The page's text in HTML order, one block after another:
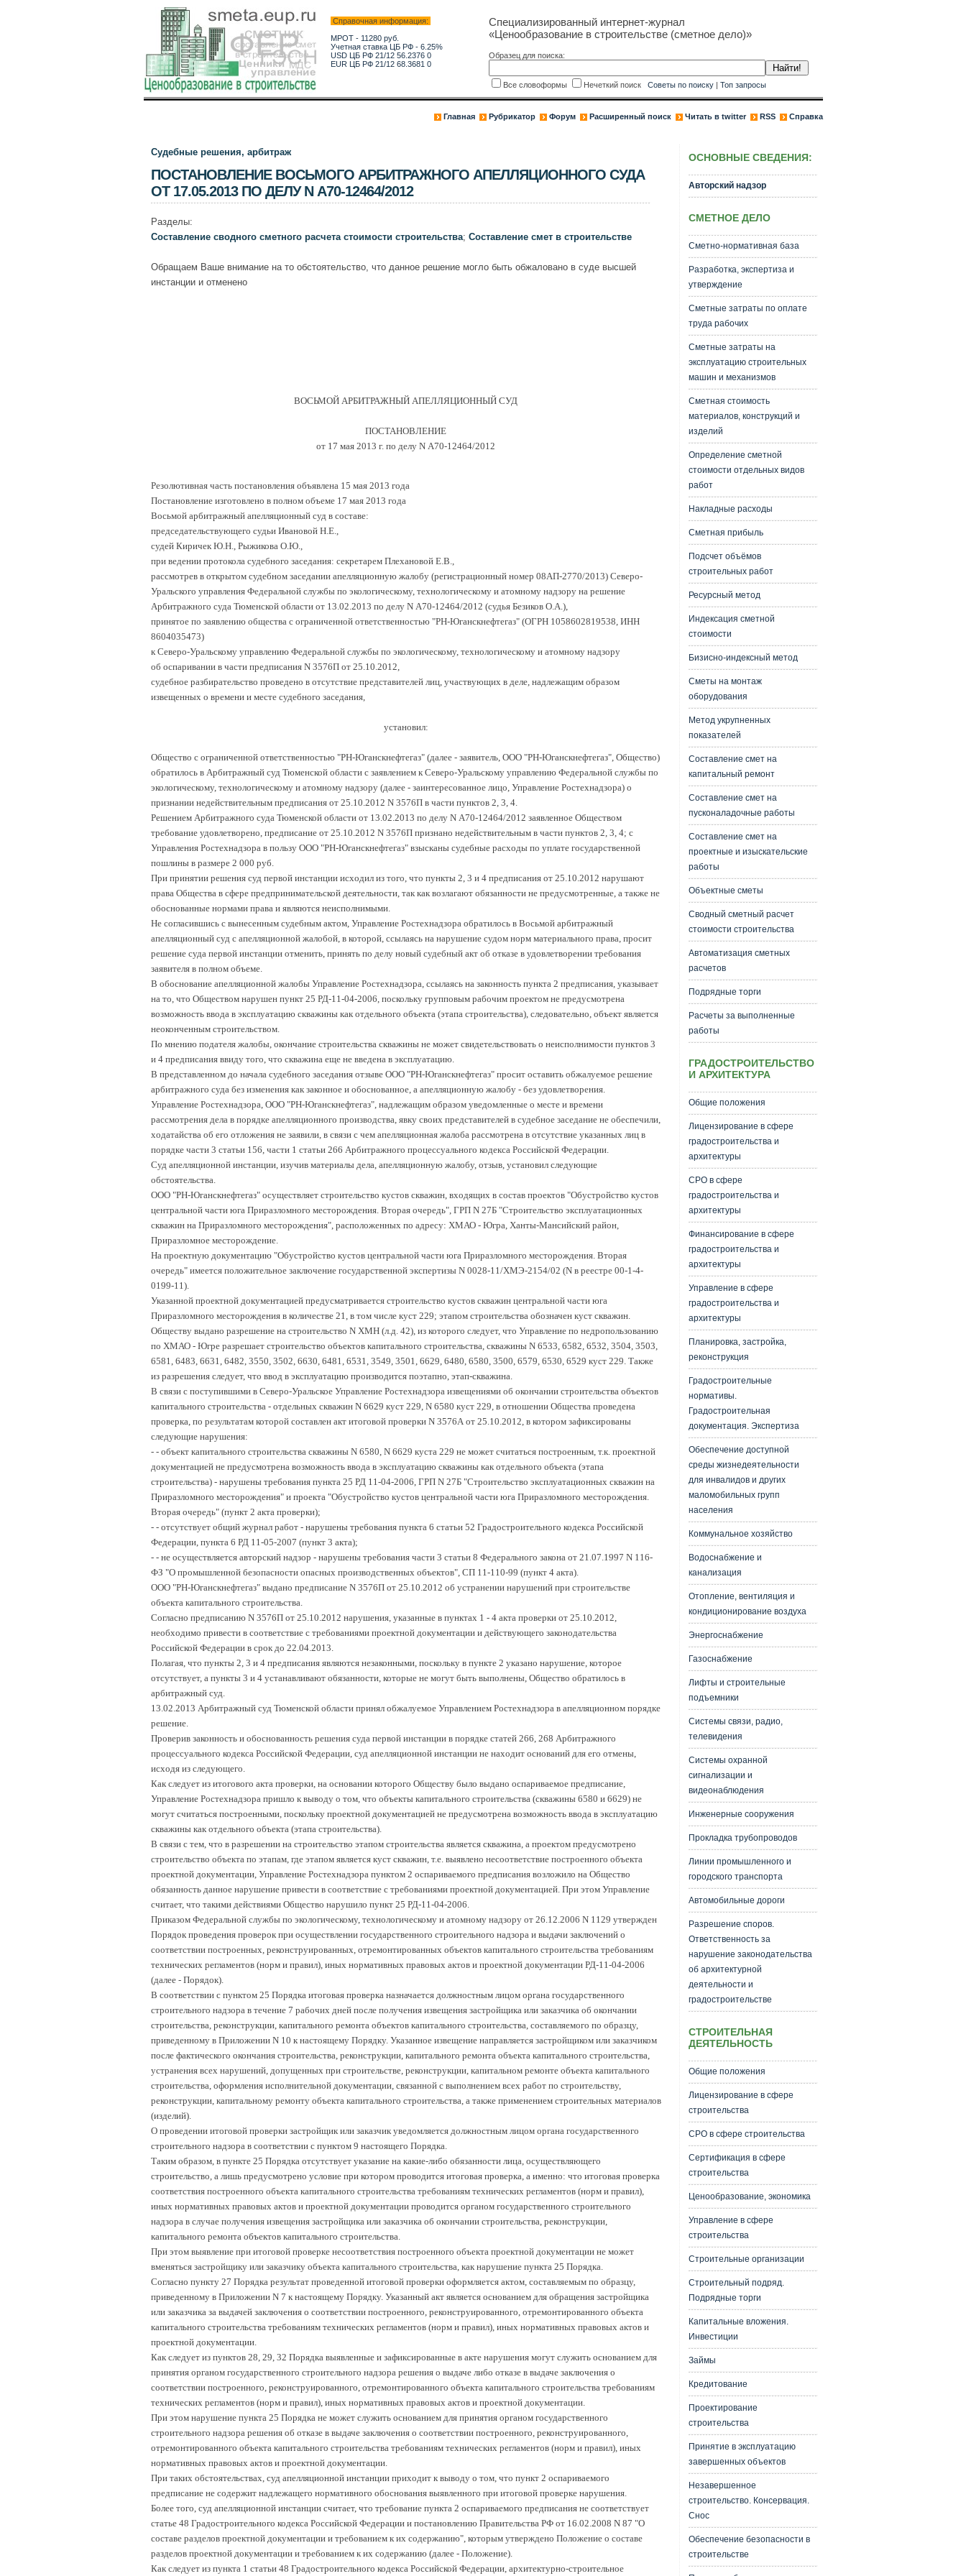
Справочная информация:
МРОТ - 11280 руб.
Учетная ставка ЦБ РФ - 6.25%
USD ЦБ РФ 21/12 56.2376 0
EUR ЦБ РФ 21/12 68.3681 0
Специализированный интернет-журнал
«Ценообразование в строительстве (сметное дело)»
Образец для поиска:
Все словоформы Нечеткий поиск Советы по поиску| Топ запросы
Главная Рубрикатор Форум Расширенный поиск Читать в twitter RSS Справка
Судебные решения, арбитраж
ПОСТАНОВЛЕНИЕ ВОСЬМОГО АРБИТРАЖНОГО АПЕЛЛЯЦИОННОГО СУДА
ОТ 17.05.2013 ПО ДЕЛУ N А70-12464/2012
Разделы:
Составление сводного сметного расчета стоимости строительства; Составление смет в строительстве
Обращаем Ваше внимание на то обстоятельство, что данное решение могло быть обжаловано в суде высшей
инстанции и отменено
ВОСЬМОЙ АРБИТРАЖНЫЙ АПЕЛЛЯЦИОННЫЙ СУД
ПОСТАНОВЛЕНИЕ
от 17 мая 2013 г. по делу N А70-12464/2012
Резолютивная часть постановления объявлена 15 мая 2013 года
Постановление изготовлено в полном объеме 17 мая 2013 года
Восьмой арбитражный апелляционный суд в составе:
председательствующего судьи Ивановой Н.Е.,
судей Киричек Ю.Н., Рыжикова О.Ю.,
при ведении протокола судебного заседания: секретарем Плехановой Е.В.,
рассмотрев в открытом судебном заседании апелляционную жалобу (регистрационный номер 08АП-2770/2013) Северо-
Уральского управления Федеральной службы по экологическому, технологическому и атомному надзору на решение
Арбитражного суда Тюменской области от 13.02.2013 по делу N А70-12464/2012 (судья Безиков О.А.),
принятое по заявлению общества с ограниченной ответственностью "РН-Юганскнефтегаз" (ОГРН 1058602819538, ИНН
8604035473)
к Северо-Уральскому управлению Федеральной службы по экологическому, технологическому и атомному надзору
об оспаривании в части предписания N 3576П от 25.10.2012,
судебное разбирательство проведено в отсутствие представителей лиц, участвующих в деле, надлежащим образом
извещенных о времени и месте судебного заседания,
установил:
Общество с ограниченной ответственностью "РН-Юганскнефтегаз" (далее - заявитель, ООО "РН-Юганскнефтегаз", Общество)
обратилось в Арбитражный суд Тюменской области с заявлением к Северо-Уральскому управлению Федеральной службы по
экологическому, технологическому и атомному надзору (далее - заинтересованное лицо, Управление Ростехнадзора) о
признании недействительным предписания от 25.10.2012 N 3576П в части пунктов 2, 3, 4.
Решением Арбитражного суда Тюменской области от 13.02.2013 по делу N А70-12464/2012 заявленное Обществом
требование удовлетворено, предписание от 25.10.2012 N 3576П признано недействительным в части пунктов 2, 3, 4; с
Управления Ростехнадзора в пользу ООО "РН-Юганскнефтегаз" взысканы судебные расходы по уплате государственной
пошлины в размере 2 000 руб.
При принятии решения суд первой инстанции исходил из того, что пункты 2, 3 и 4 предписания от 25.10.2012 нарушают
права Общества в сфере предпринимательской деятельности, так как возлагают обязанности не предусмотренные, а также не
обоснованные нормами права и являются неисполнимыми.
Не согласившись с вынесенным судебным актом, Управление Ростехнадзора обратилось в Восьмой арбитражный
апелляционный суд с апелляционной жалобой, в которой, ссылаясь на нарушение судом норм материального права, просит
решение суда первой инстанции отменить, принять по делу новый судебный акт об отказе в удовлетворении требования
заявителя в полном объеме.
В обоснование апелляционной жалобы Управление Ростехнадзора, ссылаясь на законность пункта 2 предписания, указывает
на то, что Обществом нарушен пункт 25 РД-11-04-2006, поскольку групповым рабочим проектом не предусмотрена
возможность ввода в эксплуатацию скважины как отдельного объекта (этапа строительства), следовательно, объект является
неоконченным строительством.
По мнению подателя жалобы, окончание строительства скважины не может свидетельствовать о неисполнимости пунктов 3
и 4 предписания ввиду того, что скважина еще не введена в эксплуатацию.
В представленном до начала судебного заседания отзыве ООО "РН-Юганскнефтегаз" просит оставить обжалуемое решение
арбитражного суда без изменения как законное и обоснованное, а апелляционную жалобу - без удовлетворения.
Управление Ростехнадзора, ООО "РН-Юганскнефтегаз", надлежащим образом уведомленные о месте и времени
рассмотрения дела в порядке апелляционного производства, явку своих представителей в судебное заседание не обеспечили,
ходатайства об его отложения не заявили, в связи с чем апелляционная жалоба рассмотрена в отсутствие указанных лиц в
порядке части 3 статьи 156, части 1 статьи 266 Арбитражного процессуального кодекса Российской Федерации.
Суд апелляционной инстанции, изучив материалы дела, апелляционную жалобу, отзыв, установил следующие
обстоятельства.
ООО "РН-Юганскнефтегаз" осуществляет строительство кустов скважин, входящих в состав проектов "Обустройство кустов
центральной части юга Приразломного месторождения. Вторая очередь", ГРП N 27Б "Строительство эксплуатационных
скважин на Приразломного месторождения", расположенных по адресу: ХМАО - Югра, Ханты-Мансийский район,
Приразломное месторождение.
На проектную документацию "Обустройство кустов центральной части юга Приразломного месторождения. Вторая
очередь" имеется положительное заключение государственной экспертизы N 0028-11/ХМЭ-2154/02 (N в реестре 00-1-4-
0199-11).
Указанной проектной документацией предусматривается строительство кустов скважин центральной части юга
Приразломного месторождения в количестве 21, в том числе куст 229; этапом строительства обозначен куст скважин.
Обществу выдано разрешение на строительство N ХМН (л.д. 42), из которого следует, что Управление по недропользованию
по ХМАО - Югре разрешает строительство объектов капитального строительства, скважины N 6533, 6582, 6532, 3504, 3503,
6581, 6483, 6631, 6482, 3550, 3502, 6630, 6481, 6531, 3549, 3501, 6629, 6480, 6580, 3500, 6579, 6530, 6529 куст 229. Также
из разрешения следует, что ввод в эксплуатацию производится поэтапно, этап-скважина.
В связи с поступившими в Северо-Уральское Управление Ростехнадзора извещениями об окончании строительства объектов
капитального строительства - отдельных скважин N 6629 куст 229, N 6580 куст 229, в отношении Общества проведена
проверка, по результатам которой составлен акт итоговой проверки N 3576А от 25.10.2012, в котором зафиксированы
следующие нарушения:
- - объект капитального строительства скважины N 6580, N 6629 куста 229 не может считаться построенным, т.к. проектной
документацией не предусмотрена возможность ввода в эксплуатацию скважины как отдельного объекта (этапа
строительства) - нарушены требования пункта 25 РД 11-04-2006, ГРП N 27Б "Строительство эксплуатационных скважин на
Приразломного месторождения" и проекта "Обустройство кустов центральной части юга Приразломного месторождения.
Вторая очередь" (пункт 2 акта проверки);
- - отсутствует общий журнал работ - нарушены требования пункта 6 статьи 52 Градостроительного кодекса Российской
Федерации, пункта 6 РД 11-05-2007 (пункт 3 акта);
- - не осуществляется авторский надзор - нарушены требования части 3 статьи 8 Федерального закона от 21.07.1997 N 116-
ФЗ "О промышленной безопасности опасных производственных объектов", СП 11-110-99 (пункт 4 акта).
ООО "РН-Юганскнефтегаз" выдано предписание N 3576П от 25.10.2012 об устранении нарушений при строительстве
объекта капитального строительства.
Согласно предписанию N 3576П от 25.10.2012 нарушения, указанные в пунктах 1 - 4 акта проверки от 25.10.2012,
необходимо привести в соответствие с требованиями проектной документации и действующего законодательства
Российской Федерации в срок до 22.04.2013.
Полагая, что пункты 2, 3 и 4 предписания являются незаконными, поскольку в пункте 2 указано нарушение, которое
отсутствует, а пункты 3 и 4 устанавливают обязанности, которые не могут быть выполнены, Общество обратилось в
арбитражный суд.
13.02.2013 Арбитражный суд Тюменской области принял обжалуемое Управлением Ростехнадзора в апелляционном порядке
решение.
Проверив законность и обоснованность решения суда первой инстанции в порядке статей 266, 268 Арбитражного
процессуального кодекса Российской Федерации, суд апелляционной инстанции не находит оснований для его отмены,
исходя из следующего.
Как следует из итогового акта проверки, на основании которого Обществу было выдано оспариваемое предписание,
Управление Ростехнадзора пришло к выводу о том, что объекты капитального строительства (скважины 6580 и 6629) не
могут считаться построенными, поскольку проектной документацией не предусмотрена возможность ввода в эксплуатацию
скважины как отдельного объекта (этапа строительства).
В связи с тем, что в разрешении на строительство этапом строительства является скважина, а проектом предусмотрено
строительство объекта по этапам, где этапом является куст скважин, т.е. выявлено несоответствие построенного объекта
проектной документации, Управление Ростехнадзора пунктом 2 оспариваемого предписания возложило на Общество
обязанность данное нарушение привести в соответствие с требованиями проектной документацией. При этом Управление
считает, что такими действиями Общество нарушило пункт 25 РД-11-04-2006.
Приказом Федеральной службы по экологическому, технологическому и атомному надзору от 26.12.2006 N 1129 утвержден
Порядок проведения проверок при осуществлении государственного строительного надзора и выдачи заключений о
соответствии построенных, реконструированных, отремонтированных объектов капитального строительства требованиям
технических регламентов (норм и правил), иных нормативных правовых актов и проектной документации РД-11-04-2006
(далее - Порядок).
В соответствии с пунктом 25 Порядка итоговая проверка назначается должностным лицом органа государственного
строительного надзора в течение 7 рабочих дней после получения извещения застройщика или заказчика об окончании
строительства, реконструкции, капитального ремонта объектов капитального строительства, составляемого по образцу,
приведенному в Приложении N 10 к настоящему Порядку. Указанное извещение направляется застройщиком или заказчиком
после фактического окончания строительства, реконструкции, капитального ремонта объекта капитального строительства,
устранения всех нарушений, допущенных при строительстве, реконструкции, капитальном ремонте объекта капитального
строительства, оформления исполнительной документации, связанной с выполнением всех работ по строительству,
реконструкции, капитальному ремонту объекта капитального строительства, а также применением строительных материалов
(изделий).
О проведении итоговой проверки застройщик или заказчик уведомляется должностным лицом органа государственного
строительного надзора в соответствии с пунктом 9 настоящего Порядка.
Таким образом, в пункте 25 Порядка отсутствует указание на какие-либо обязанности лица, осуществляющего
строительство, а лишь предусмотрено условие при котором проводится итоговая проверка, а именно: что итоговая проверка
соответствия построенного объекта капитального строительства требованиям технических регламентов (норм и правил),
иных нормативных правовых актов и проектной документации проводится органом государственного строительного
надзора в случае получения извещения застройщика или заказчика об окончании строительства, реконструкции,
капитального ремонта объектов капитального строительства.
При этом выявление при итоговой проверке несоответствия построенного объекта проектной документации не может
вменяться застройщику или заказчику объекта капитального строительства, как нарушение пункта 25 Порядка.
Согласно пункту 27 Порядка результат проведенной итоговой проверки оформляется актом, составляемым по образцу,
приведенному в Приложении N 7 к настоящему Порядку. Указанный акт является основанием для обращения застройщика
или заказчика за выдачей заключения о соответствии построенного, реконструированного, отремонтированного объекта
капитального строительства требованиям технических регламентов (норм и правил), иных нормативных правовых актов и
проектной документации.
Как следует из пунктов 28, 29, 32 Порядка выявленные и зафиксированные в акте нарушения могут служить основанием для
принятия органом государственного строительного надзора решения о выдаче либо отказе в выдаче заключения о
соответствии построенного, реконструированного, отремонтированного объекта капитального строительства требованиям
технических регламентов (норм и правил), иных нормативных правовых актов и проектной документации.
При этом нарушение пункта 25 Порядка не может служить основанием для принятия органом государственного
строительного надзора решения об отказе в выдаче заключения о соответствии построенного, реконструированного,
отремонтированного объекта капитального строительства требованиям технических регламентов (норм и правил), иных
нормативных правовых актов и проектной документации.
При таких обстоятельствах, суд апелляционной инстанции приходит к выводу о том, что пункт 2 оспариваемого
предписание не содержит надлежащего нормативного обоснования выявленного при итоговой проверке нарушения.
Более того, суд апелляционной инстанции считает, что требование пункта 2 оспариваемого предписания не соответствует
статье 48 Градостроительного кодекса Российской Федерации и постановлению Правительства РФ от 16.02.2008 N 87 "О
составе разделов проектной документации и требованием к их содержанию", которым утверждено Положение о составе
разделов проектной документации и требованием к их содержанию (далее - Положение).
Как следует из пункта 1 статьи 48 Градостроительного кодекса Российской Федерации, архитектурно-строительное
ОСНОВНЫЕ СВЕДЕНИЯ:
Авторский надзор
СМЕТНОЕ ДЕЛО
Сметно-нормативная база
Разработка, экспертиза и
утверждение
Сметные затраты по оплате
труда рабочих
Сметные затраты на
эксплуатацию строительных
машин и механизмов
Сметная стоимость
материалов, конструкций и
изделий
Определение сметной
стоимости отдельных видов
работ
Накладные расходы
Сметная прибыль
Подсчет объёмов
строительных работ
Ресурсный метод
Индексация сметной
стоимости
Бизисно-индексный метод
Сметы на монтаж
оборудования
Метод укрупненных
показателей
Составление смет на
капитальный ремонт
Составление смет на
пусконаладочные работы
Составление смет на
проектные и изыскательские
работы
Объектные сметы
Сводный сметный расчет
стоимости строительства
Автоматизация сметных
расчетов
Подрядные торги
Расчеты за выполненные
работы
ГРАДОСТРОИТЕЛЬСТВО
И АРХИТЕКТУРА
Общие положения
Лицензирование в сфере
градостроительства и
архитектуры
СРО в сфере
градостроительства и
архитектуры
Финансирование в сфере
градостроительства и
архитектуры
Управление в сфере
градостроительства и
архитектуры
Планировка, застройка,
реконструкция
Градостроительные
нормативы.
Градостроительная
документация. Экспертиза
Обеспечение доступной
среды жизнедеятельности
для инвалидов и других
маломобильных групп
населения
Коммунальное хозяйство
Водоснабжение и
канализация
Отопление, вентиляция и
кондиционирование воздуха
Энергоснабжение
Газоснабжение
Лифты и строительные
подъемники
Системы связи, радио,
телевидения
Системы охранной
сигнализации и
видеонаблюдения
Инженерные сооружения
Прокладка трубопроводов
Линии промышленного и
городского транспорта
Автомобильные дороги
Разрешение споров.
Ответственность за
нарушение законодательства
об архитектурной
деятельности и
градостроительстве
СТРОИТЕЛЬНАЯ
ДЕЯТЕЛЬНОСТЬ
Общие положения
Лицензирование в сфере
строительства
СРО в сфере строительства
Сертификация в сфере
строительства
Ценообразование, экономика
Управление в сфере
строительства
Строительные организации
Строительный подряд.
Подрядные торги
Капитальные вложения.
Инвестиции
Займы
Кредитование
Проектирование
строительства
Принятие в эксплуатацию
завершенных объектов
Незавершенное
строительство. Консервация.
Снос
Обеспечение безопасности в
строительстве